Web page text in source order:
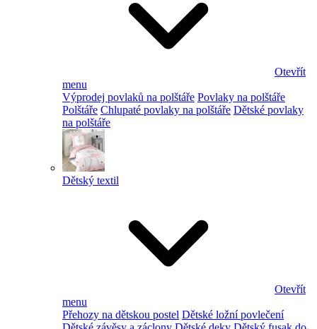
Otevřít
menu
Výprodej povlaků na polštáře Povlaky na polštáře
Polštáře Chlupaté povlaky na polštáře Dětské povlaky
na polštáře
Dětský textil
Otevřít
menu
Přehozy na dětskou postel Dětské ložní povlečení